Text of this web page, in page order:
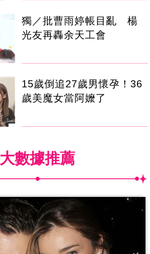
獨／批曹雨婷帳目亂 楊
光友再轟余天工會
15歲倒追27歲男懷孕！36
歲美魔女當阿嬤了
大數據推薦